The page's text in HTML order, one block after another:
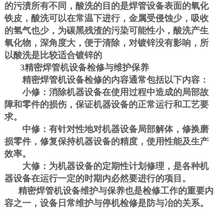
的污渍所有不同，酸洗的目的是焊管设备表面的氧化
铁皮，酸洗可以在常温下进行，金属受侵蚀少，吸收
的氢气也少，为碳黑残渣的污染可能性小，酸洗产生
氧化物，深角度大，便于清除，对镀锌没有影响，所
以酸洗是比较适合镀锌的
3精密焊管机设备检修与维护保养
精密焊管机设备检修的内容通常包括以下内容：
小修：消除机器设备在使用过程中造成的局部故
障和零件的损伤，保证机器设备的正常运行和工艺要
求。
中修：有针对性地对机器设备局部解体，修换磨
损零件，修复保持机器设备的精度，使用性能及生产
效率。
大修：为机器设备的定期性计划修理，是各种机
器设备在运行一定的时期内必然要进行的项目。
精密焊管机设备维护与保养也是检修工作的重要内
容之一，设备日常维护与停机检修是防与冶的关系。